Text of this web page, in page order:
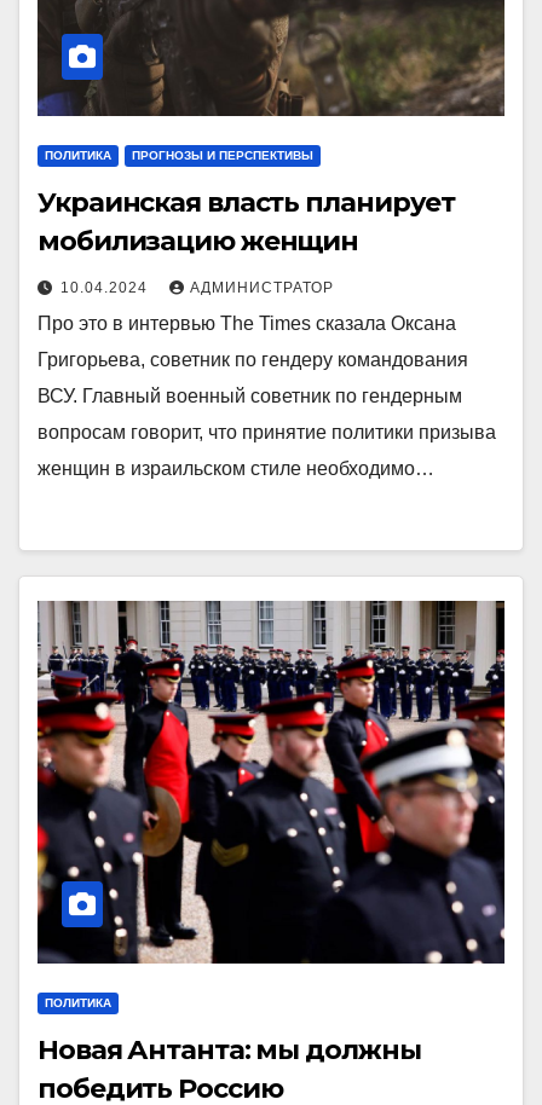
ПОЛИТИКА ПРОГНОЗЫ И ПЕРСПЕКТИВЫ
Украинская власть планирует
мобилизацию женщин
10.04.2024 АДМИНИСТРАТОР
Про это в интервью The Times сказала Оксана
Григорьева, советник по гендеру командования
ВСУ. Главный военный советник по гендерным
вопросам говорит, что принятие политики призыва
женщин в израильском стиле необходимо…
ПОЛИТИКА
Новая Антанта: мы должны
победить Россию